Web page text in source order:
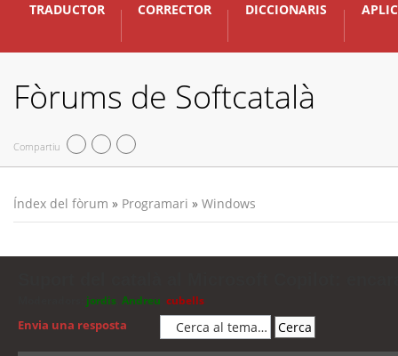
TRADUCTOR CORRECTOR DICCIONARIS
Fòrums de Softcatalà
Compartiu
Índex del fòrum » Programari » Windows
jordis Andreu cubells
Envia una resposta